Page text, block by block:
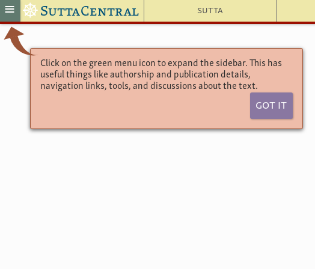
Sutta
≡ ☸ SuttaCentral
Click on the green menu icon to expand the sidebar. This has
useful things like authorship and publication details,
navigation links, tools, and discussions about the text.
Got It